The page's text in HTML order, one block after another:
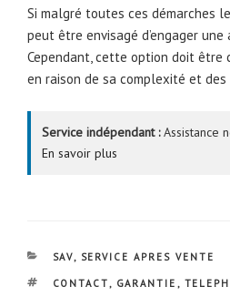
Si malgré toutes ces démarches
peut être envisagé d’engager
Cependant, cette option doit être
en raison de sa complexité et des
Service indépendant :Assistance
En savoir plus
CATÉGORIES
SAV, SERVICE APRES VENTE
ÉTIQUETTES
CONTACT, GARANTIE ,